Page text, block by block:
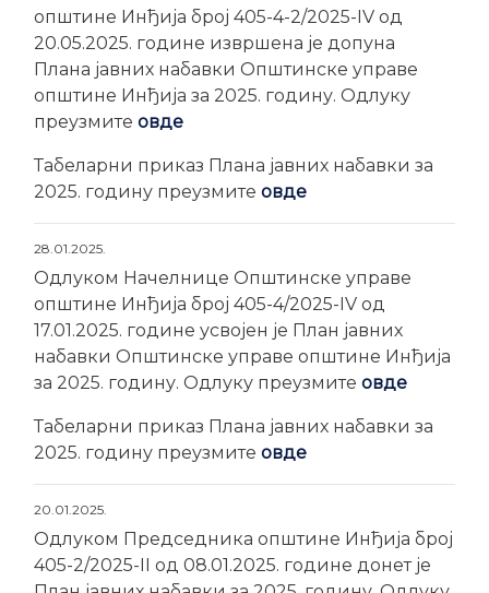
општине Инђија број 405-4-2/2025-IV од
20.05.2025. године извршена је допуна
Плана јавних набавки Општинске управе
општине Инђија за 2025. годину. Одлуку
преузмите овде
Табеларни приказ Плана јавних набавки за
2025. годину преузмите овде
28.01.2025.
Одлуком Начелнице Општинске управе
општине Инђија број 405-4/2025-IV од
17.01.2025. године усвојен је План јавних
набавки Општинске управе општине Инђија
за 2025. годину. Одлуку преузмите овде
Табеларни приказ Плана јавних набавки за
2025. годину преузмите овде
20.01.2025.
Одлуком Председника општине Инђија број
405-2/2025-II од 08.01.2025. године донет је